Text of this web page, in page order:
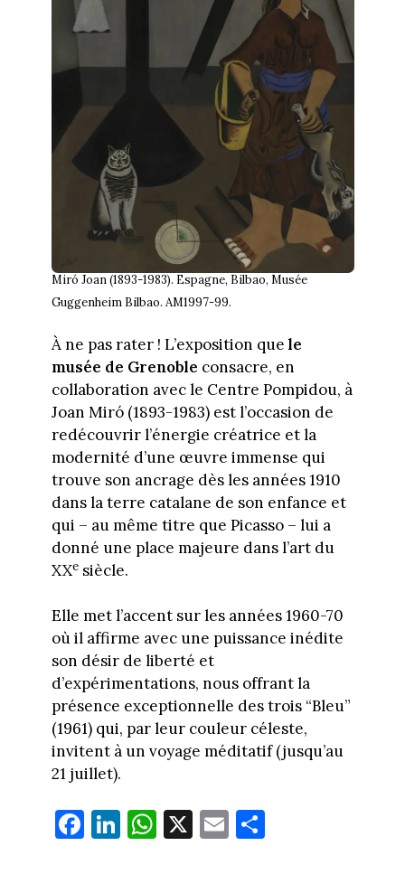
Miró Joan (1893-1983). Espagne, Bilbao, Musée
Guggenheim Bilbao. AM1997-99.
À ne pas rater ! L’exposition quele
musée de Grenoble consacre, en
collaboration avec le Centre Pompidou, à
Joan Miró (1893-1983) est l’occasion de
redécouvrir l’énergie créatrice et la
modernité d’une œuvre immense qui
trouve son ancrage dès les années 1910
dans la terre catalane de son enfance et
qui – au même titre que Picasso – lui a
donné une place majeure dans l’art du
XXesiècle.
Elle met l’accent sur les années 1960-70
où il affirme avec une puissance inédite
son désir de liberté et
d’expérimentations, nous offrant la
présence exceptionnelle des trois “Bleu”
(1961) qui, par leur couleur céleste,
invitent à un voyage méditatif (jusqu’au
21 juillet).
Fa
ce
Li
nk
W
ha
X E
m
Pa
rt